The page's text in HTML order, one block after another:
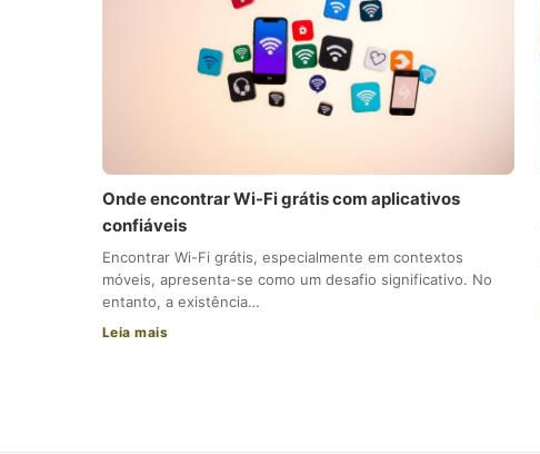
Onde encontrar Wi-Fi grátis com aplicativos
confiáveis
Encontrar Wi-Fi grátis, especialmente em contextos
móveis, apresenta-se como um desafio significativo. No
entanto, a existência…
Leia mais